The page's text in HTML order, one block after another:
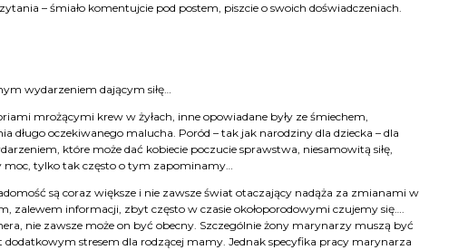
– śmiało komentujcie pod postem, piszcie o swoich doświadczeniach.
wydarzeniem dającym siłę…
mrożącymi krew w żyłach, inne opowiadane były ze śmiechem,
długo oczekiwanego malucha. Poród – tak jak narodziny dla dziecka – dla
które może dać kobiecie poczucie sprawstwa, niesamowitą siłę,
moc, tylko tak często o tym zapominamy…
są coraz większe i nie zawsze świat otaczający nadąża za zmianami w
zalewem informacji, zbyt często w czasie okołoporodowymi czujemy się….
nie zawsze może on być obecny. Szczególnie żony marynarzy muszą być
stresem dla rodzącej mamy. Jednak specyfika pracy marynarza